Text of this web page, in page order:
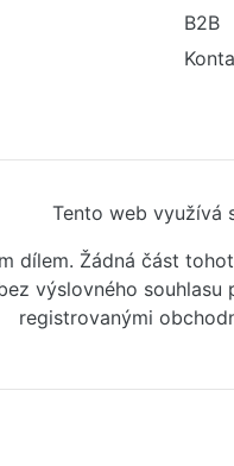
B2B
Tento web využívá
dílem. Žádná část
výslovného
registrovanými